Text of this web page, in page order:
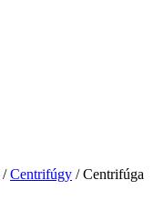
/Centrifúgy / Centrifúga